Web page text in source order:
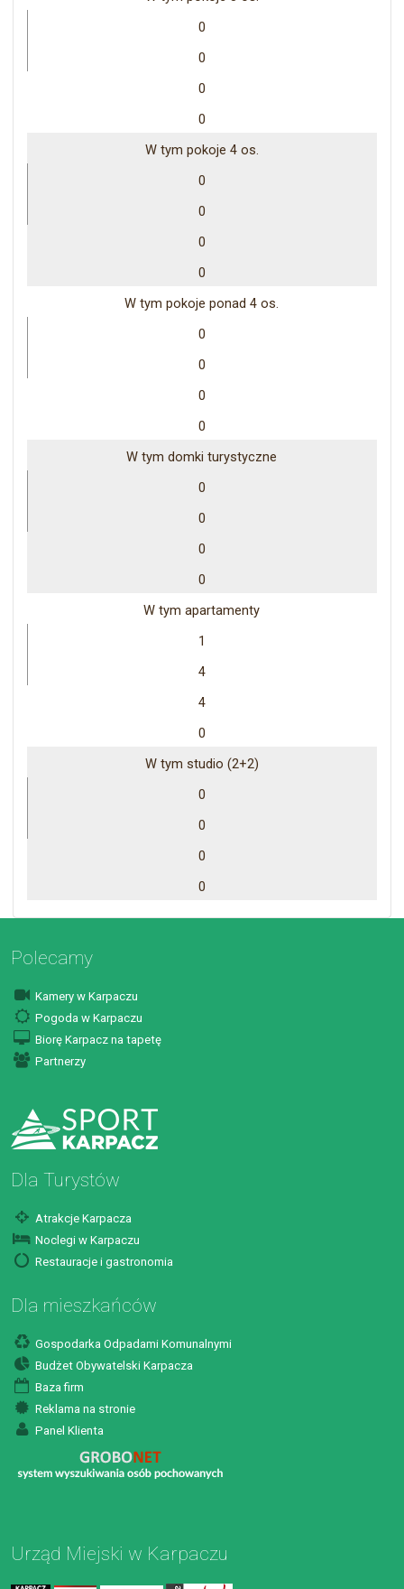
0
0
0
0
W tym pokoje 4 os.
0
0
0
0
W tym pokoje ponad 4 os.
0
0
0
0
W tym domki turystyczne
0
0
0
0
W tym apartamenty
1
4
4
0
W tym studio (2+2)
0
0
0
0
Polecamy
Kamery w Karpaczu
Pogoda w Karpaczu
Biorę Karpacz na tapetę
Partnerzy
Dla Turystów
Atrakcje Karpacza
Noclegi w Karpaczu
Restauracje i gastronomia
Dla mieszkańców
Gospodarka Odpadami Komunalnymi
Budżet Obywatelski Karpacza
Baza firm
Reklama na stronie
Panel Klienta
Urząd Miejski w Karpaczu